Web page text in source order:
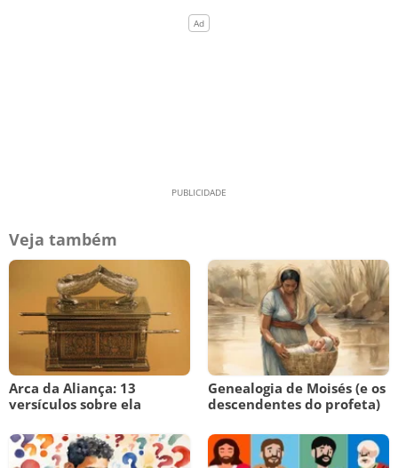
Veja também
Arca da Aliança: 13
versículos sobre ela
Genealogia de Moisés (e os
descendentes do profeta)